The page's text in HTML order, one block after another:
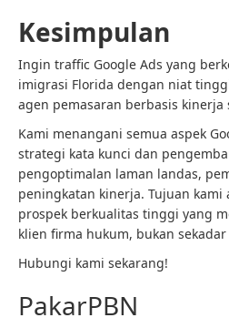
Kesimpulan
Ingin traffic Google Ads yang
imigrasi Florida dengan niat
agen pemasaran berbasis kinerja
Kami menangani semua aspek
strategi kata kunci dan
pengoptimalan laman landas,
peningkatan kinerja. Tujuan kami
prospek berkualitas tinggi yang
klien firma hukum, bukan
Hubungi kami sekarang!
PakarPBN